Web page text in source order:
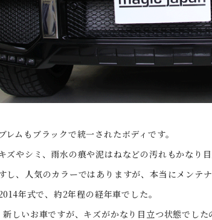
レムもブラックで統一されたボディです。
ズやシミ、雨水の痕や泥はねなどの汚れもかなり
し、人気のカラーではありますが、本当にメンテナ
年式で、約2年程の経年車でした。
新しいお車ですが、キズがかなり目立つ状態でし